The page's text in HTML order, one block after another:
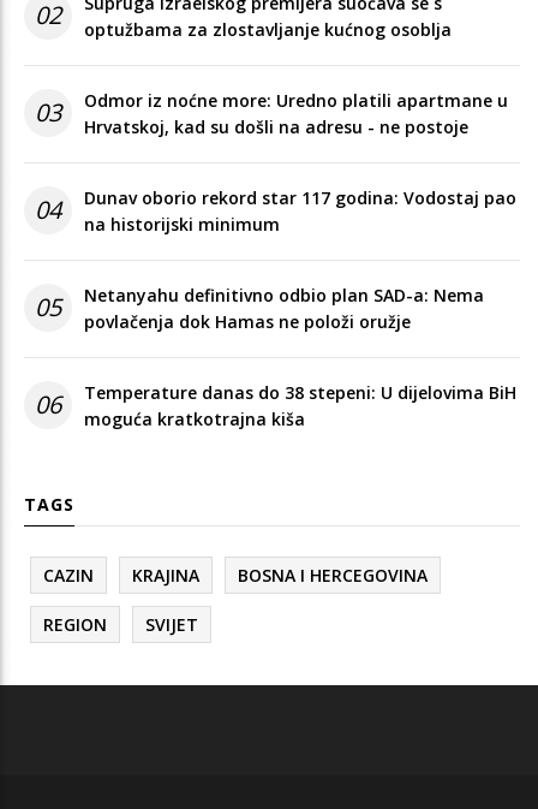
02
optužbama za zlostavljanje kućnog osoblja
03
Odmor iz noćne more: Uredno platili apartmane u
Hrvatskoj, kad su došli na adresu - ne postoje
04
Dunav oborio rekord star 117 godina: Vodostaj pao
na historijski minimum
05
Netanyahu definitivno odbio plan SAD-a: Nema
povlačenja dok Hamas ne položi oružje
06
Temperature danas do 38 stepeni: U dijelovima BiH
moguća kratkotrajna kiša
TAGS
CAZIN KRAJINA BOSNA I HERCEGOVINA
REGION SVIJET